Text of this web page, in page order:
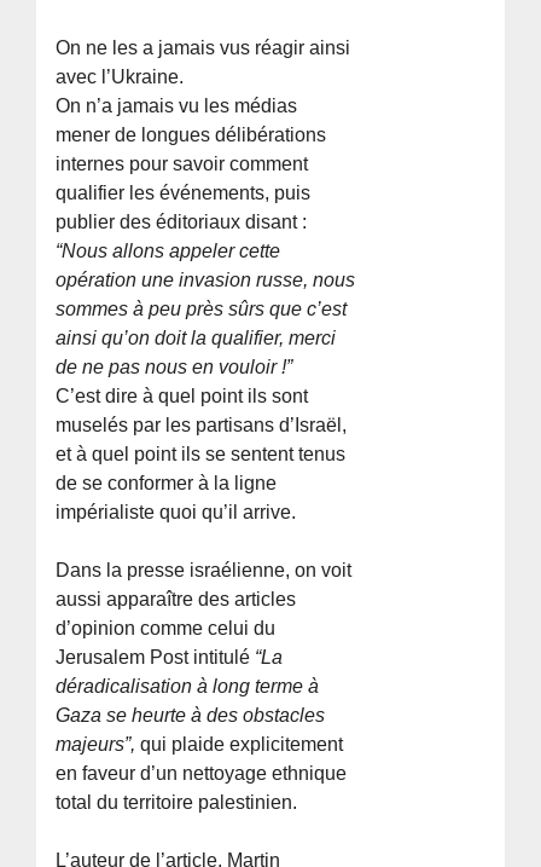
On ne les a jamais vus réagir ainsi
avec l’Ukraine.
On n’a jamais vu les médias
mener de longues délibérations
internes pour savoir comment
qualifier les événements, puis
publier des éditoriaux disant :
“Nous allons appeler cette
opération une invasion russe, nous
sommes à peu près sûrs que c’est
ainsi qu’on doit la qualifier, merci
de ne pas nous en vouloir !”
C’est dire à quel point ils sont
muselés par les partisans d’Israël,
et à quel point ils se sentent tenus
de se conformer à la ligne
impérialiste quoi qu’il arrive.
Dans la presse israélienne, on voit
aussi apparaître des articles
d’opinion comme celui du
Jerusalem Post intitulé “La
déradicalisation à long terme à
Gaza se heurte à des obstacles
majeurs”, qui plaide explicitement
en faveur d’un nettoyage ethnique
total du territoire palestinien.
L’auteur de l’article, Martin